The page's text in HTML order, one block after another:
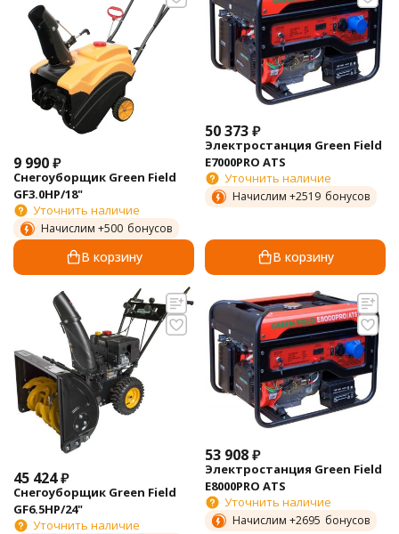
9 990₽
Снегоуборщик Green Field
GF3.0HP/18"
Уточнить наличие
Начислим +500 бонусов
В корзину
50 373₽
Электростанция Green Field
E7000PRO ATS
Уточнить наличие
Начислим +2519 бонусов
В корзину
45 424₽
Снегоуборщик Green Field
GF6.5HP/24"
Уточнить наличие
53 908₽
Электростанция Green Field
E8000PRO ATS
Уточнить наличие
Начислим +2695 бонусов